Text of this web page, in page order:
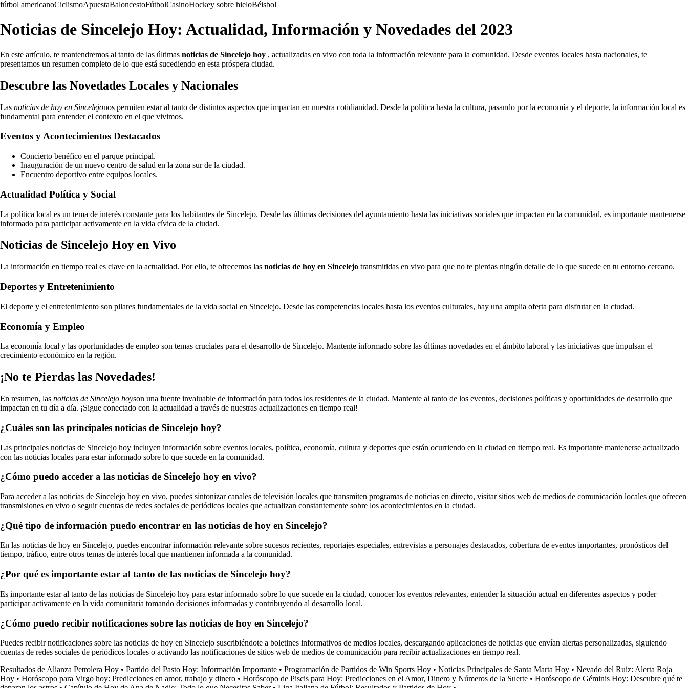
fútbol americanoCiclismoApuestaBaloncestoFútbolCasinoHockey sobre hieloBéisbol
Noticias de Sincelejo Hoy: Actualidad, Información y Novedades del 2023
En este artículo, te mantendremos al tanto de las últimas noticias de Sincelejo hoy , actualizadas en vivo con toda la información relevante para la comunidad. Desde eventos locales hasta nacionales, te
presentamos un resumen completo de lo que está sucediendo en esta próspera ciudad.
Descubre las Novedades Locales y Nacionales
Las noticias de hoy en Sincelejonos permiten estar al tanto de distintos aspectos que impactan en nuestra cotidianidad. Desde la política hasta la cultura, pasando por la economía y el deporte, la información local es
fundamental para entender el contexto en el que vivimos.
Eventos y Acontecimientos Destacados
Concierto benéfico en el parque principal.
Inauguración de un nuevo centro de salud en la zona sur de la ciudad.
Encuentro deportivo entre equipos locales.
Actualidad Política y Social
La política local es un tema de interés constante para los habitantes de Sincelejo. Desde las últimas decisiones del ayuntamiento hasta las iniciativas sociales que impactan en la comunidad, es importante mantenerse
informado para participar activamente en la vida cívica de la ciudad.
Noticias de Sincelejo Hoy en Vivo
La información en tiempo real es clave en la actualidad. Por ello, te ofrecemos las noticias de hoy en Sincelejo transmitidas en vivo para que no te pierdas ningún detalle de lo que sucede en tu entorno cercano.
Deportes y Entretenimiento
El deporte y el entretenimiento son pilares fundamentales de la vida social en Sincelejo. Desde las competencias locales hasta los eventos culturales, hay una amplia oferta para disfrutar en la ciudad.
Economía y Empleo
La economía local y las oportunidades de empleo son temas cruciales para el desarrollo de Sincelejo. Mantente informado sobre las últimas novedades en el ámbito laboral y las iniciativas que impulsan el
crecimiento económico en la región.
¡No te Pierdas las Novedades!
En resumen, las noticias de Sincelejo hoyson una fuente invaluable de información para todos los residentes de la ciudad. Mantente al tanto de los eventos, decisiones políticas y oportunidades de desarrollo que
impactan en tu día a día. ¡Sigue conectado con la actualidad a través de nuestras actualizaciones en tiempo real!
¿Cuáles son las principales noticias de Sincelejo hoy?
Las principales noticias de Sincelejo hoy incluyen información sobre eventos locales, política, economía, cultura y deportes que están ocurriendo en la ciudad en tiempo real. Es importante mantenerse actualizado
con las noticias locales para estar informado sobre lo que sucede en la comunidad.
¿Cómo puedo acceder a las noticias de Sincelejo hoy en vivo?
Para acceder a las noticias de Sincelejo hoy en vivo, puedes sintonizar canales de televisión locales que transmiten programas de noticias en directo, visitar sitios web de medios de comunicación locales que ofrecen
transmisiones en vivo o seguir cuentas de redes sociales de periódicos locales que actualizan constantemente sobre los acontecimientos en la ciudad.
¿Qué tipo de información puedo encontrar en las noticias de hoy en Sincelejo?
En las noticias de hoy en Sincelejo, puedes encontrar información relevante sobre sucesos recientes, reportajes especiales, entrevistas a personajes destacados, cobertura de eventos importantes, pronósticos del
tiempo, tráfico, entre otros temas de interés local que mantienen informada a la comunidad.
¿Por qué es importante estar al tanto de las noticias de Sincelejo hoy?
Es importante estar al tanto de las noticias de Sincelejo hoy para estar informado sobre lo que sucede en la ciudad, conocer los eventos relevantes, entender la situación actual en diferentes aspectos y poder
participar activamente en la vida comunitaria tomando decisiones informadas y contribuyendo al desarrollo local.
¿Cómo puedo recibir notificaciones sobre las noticias de hoy en Sincelejo?
Puedes recibir notificaciones sobre las noticias de hoy en Sincelejo suscribiéndote a boletines informativos de medios locales, descargando aplicaciones de noticias que envían alertas personalizadas, siguiendo
cuentas de redes sociales de periódicos locales o activando las notificaciones de sitios web de medios de comunicación para recibir actualizaciones en tiempo real.
Resultados de Alianza Petrolera Hoy • Partido del Pasto Hoy: Información Importante • Programación de Partidos de Win Sports Hoy • Noticias Principales de Santa Marta Hoy • Nevado del Ruiz: Alerta Roja
Hoy • Horóscopo para Virgo hoy: Predicciones en amor, trabajo y dinero • Horóscopo de Piscis para Hoy: Predicciones en el Amor, Dinero y Números de la Suerte • Horóscopo de Géminis Hoy: Descubre qué te